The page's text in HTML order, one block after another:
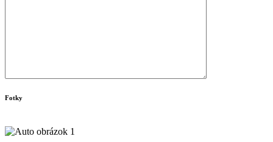
Fotky